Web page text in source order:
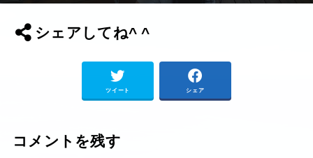
シェアしてね^ ^
ツイート シェア
コメントを残す